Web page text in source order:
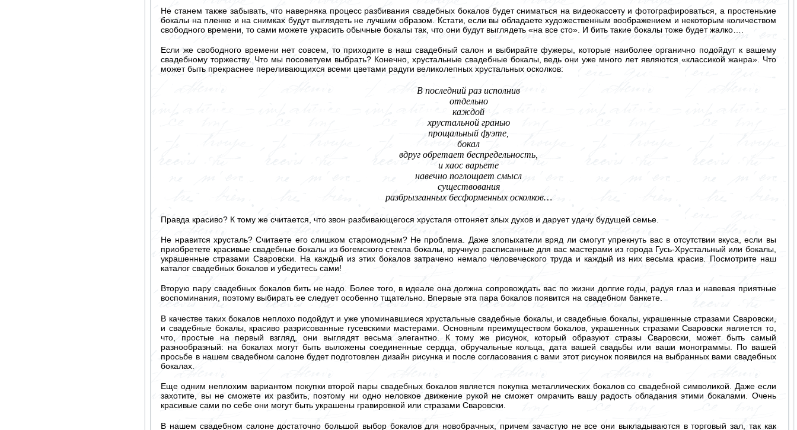
Не станем также забывать, что наверняка процесс разбивания свадебных бокалов будет сниматься на видеокассету и фотографироваться, а простенькие
бокалы на пленке и на снимках будут выглядеть не лучшим образом. Кстати, если вы обладаете художественным воображением и некоторым количеством
свободного времени, то сами можете украсить обычные бокалы так, что они будут выглядеть «на все сто». И бить такие бокалы тоже будет жалко….
Если же свободного времени нет совсем, то приходите в наш свадебный салон и выбирайте фужеры, которые наиболее органично подойдут к вашему
свадебному торжеству. Что мы посоветуем выбрать? Конечно, хрустальные свадебные бокалы, ведь они уже много лет являются «классикой жанра». Что
может быть прекраснее переливающихся всеми цветами радуги великолепных хрустальных осколков:
В последний раз исполнив
отдельно
каждой
хрустальной гранью
прощальный фуэте,
бокал
вдруг обретает беспредельность,
и хаос варьете
навечно поглощает смысл
существования
разбрызганных бесформенных осколков…
Правда красиво? К тому же считается, что звон разбивающегося хрусталя отгоняет злых духов и дарует удачу будущей семье.
Не нравится хрусталь? Считаете его слишком старомодным? Не проблема. Даже злопыхатели вряд ли смогут упрекнуть вас в отсутствии вкуса, если вы
приобретете красивые свадебные бокалы из богемского стекла бокалы, вручную расписанные для вас мастерами из города Гусь-Хрустальный или бокалы,
украшенные стразами Сваровски. На каждый из этих бокалов затрачено немало человеческого труда и каждый из них весьма красив. Посмотрите наш
каталог свадебных бокалов и убедитесь сами!
Вторую пару свадебных бокалов бить не надо. Более того, в идеале она должна сопровождать вас по жизни долгие годы, радуя глаз и навевая приятные
воспоминания, поэтому выбирать ее следует особенно тщательно. Впервые эта пара бокалов появится на свадебном банкете.
В качестве таких бокалов неплохо подойдут и уже упоминавшиеся хрустальные свадебные бокалы, и свадебные бокалы, украшенные стразами Сваровски,
и свадебные бокалы, красиво разрисованные гусевскими мастерами. Основным преимуществом бокалов, украшенных стразами Сваровски является то,
что, простые на первый взгляд, они выглядят весьма элегантно. К тому же рисунок, который образуют стразы Сваровски, может быть самый
разнообразный: на бокалах могут быть выложены соединенные сердца, обручальные кольца, дата вашей свадьбы или ваши монограммы. По вашей
просьбе в нашем свадебном салоне будет подготовлен дизайн рисунка и после согласования с вами этот рисунок появился на выбранных вами свадебных
бокалах.
Еще одним неплохим вариантом покупки второй пары свадебных бокалов является покупка металлических бокалов со свадебной символикой. Даже если
захотите, вы не сможете их разбить, поэтому ни одно неловкое движение рукой не сможет омрачить вашу радость обладания этими бокалами. Очень
красивые сами по себе они могут быть украшены гравировкой или стразами Сваровски.
В нашем свадебном салоне достаточно большой выбор бокалов для новобрачных, причем зачастую не все они выкладываются в торговый зал, так как